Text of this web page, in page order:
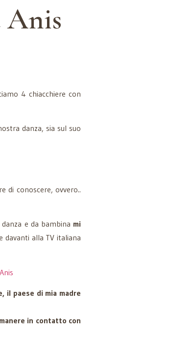
Anis
4 chiacchiere con
danza, sia sul suo
di conoscere, ovvero..
e da bambina mi
davanti alla TV italiana
il paese di mia madre
in contatto con